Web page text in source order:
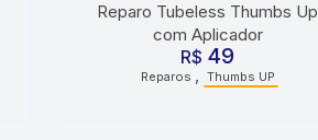
Reparo Tubeless Thumbs Up
com Aplicador
R$ 49
Reparos , Thumbs UP